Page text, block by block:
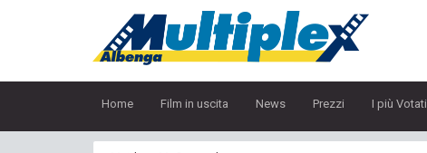
Home Film in uscita News Prezzi I più Votati